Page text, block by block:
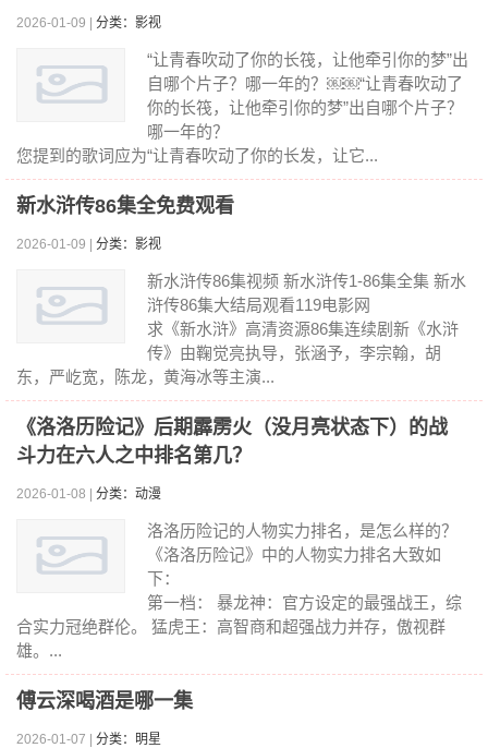
2026-01-09 | 分类：影视
“让青春吹动了你的长筏，让他牵引你的梦”出
自哪个片子？哪一年的？￼￼“让青春吹动了
你的长筏，让他牵引你的梦”出自哪个片子？
哪一年的？
您提到的歌词应为“让青春吹动了你的长发，让它...
新水浒传86集全免费观看
2026-01-09 | 分类：影视
新水浒传86集视频 新水浒传1-86集全集 新水
浒传86集大结局观看119电影网
求《新水浒》高清资源86集连续剧新《水浒
传》由鞠觉亮执导，张涵予，李宗翰，胡
东，严屹宽，陈龙，黄海冰等主演...
《洛洛历险记》后期霹雳火（没月亮状态下）的战
斗力在六人之中排名第几？
2026-01-08 | 分类：动漫
洛洛历险记的人物实力排名，是怎么样的？
《洛洛历险记》中的人物实力排名大致如
下：
第一档： 暴龙神：官方设定的最强战王，综
合实力冠绝群伦。 猛虎王：高智商和超强战力并存，傲视群
雄。...
傅云深喝酒是哪一集
2026-01-07 | 分类：明星